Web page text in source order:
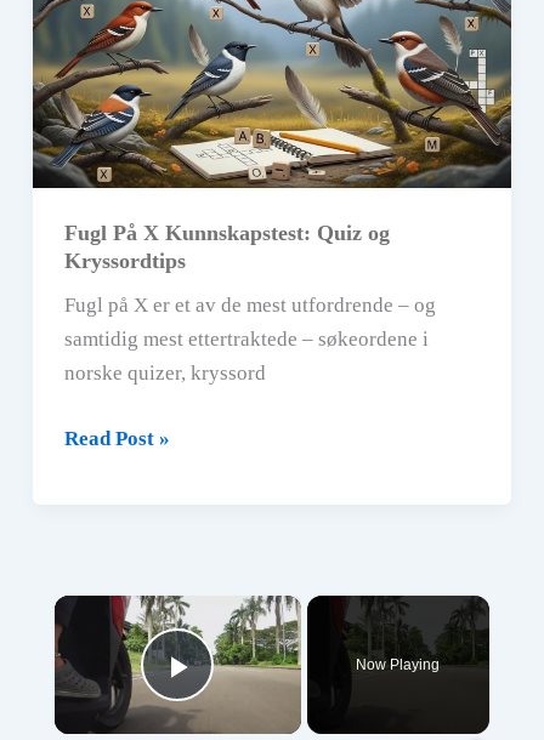
Fuglenavn,
Kryssordtips
og
Quiz
Fugl På X Kunnskapstest: Quiz og
Kryssordtips
Fugl på X er et av de mest utfordrende – og
samtidig mest ettertraktede – søkeordene i
norske quizer, kryssord
Fugl
og
Kryssordtips
Read Post »
×
Play Video
Now Playing